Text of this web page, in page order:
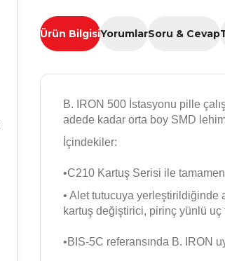
Ürün BilgisiYorumlarSoru & Cevap
B. IRON 500 İstasyonu pille
adede kadar orta boy SMD
İçindekiler:
•C210Kartuş Serisi ile
• Alet tutucuya yerleştirildiğinde
kartuş değiştirici, pirinç yünlü
•BIS-5C referansında B. IRON